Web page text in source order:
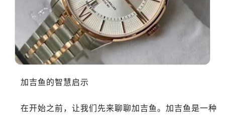
加吉鱼的智慧启示
在开始之前，让我们先来聊聊加吉鱼。加吉鱼是一种